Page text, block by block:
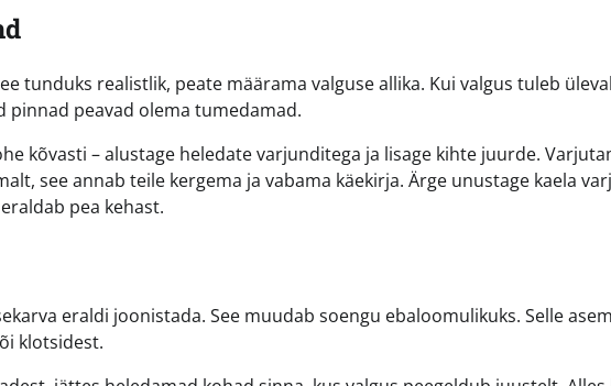
tunduks realistlik, peate määrama valguse allika. Kui valgus tuleb
pinnad peavad olema tumedamad.
kõvasti – alustage heledate varjunditega ja lisage kihte juurde.
see annab teile kergema ja vabama käekirja. Ärge unustage kaela
pea kehast.
eraldi joonistada. See muudab soengu ebaloomulikuks. Selle
klotsidest.